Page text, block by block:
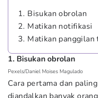
1. Bisukan obrolan
2. Matikan notifikasi
3. Matikan panggilan
1. Bisukan obrolan
Pexels/Daniel Moises Magulado
Cara pertama dan